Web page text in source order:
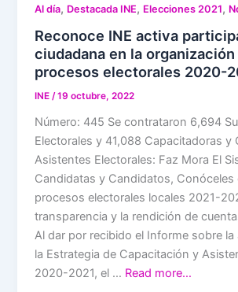
Al día, Destacada INE, Elecciones 2021,
Reconoce INE activa
ciudadana en la
procesos electorales 2020-
INE/19 octubre, 2022
Número: 445 Se contrataron 6,694
Electorales y 41,088 Capacitadoras y
Asistentes Electorales: Faz Mora El
Candidatas y Candidatos, Conóceles
procesos electorales locales 2021-
transparencia y la rendición de
Al dar por recibido el Informe sobre la
la Estrategia de Capacitación y
2020-2021, el … Read more…